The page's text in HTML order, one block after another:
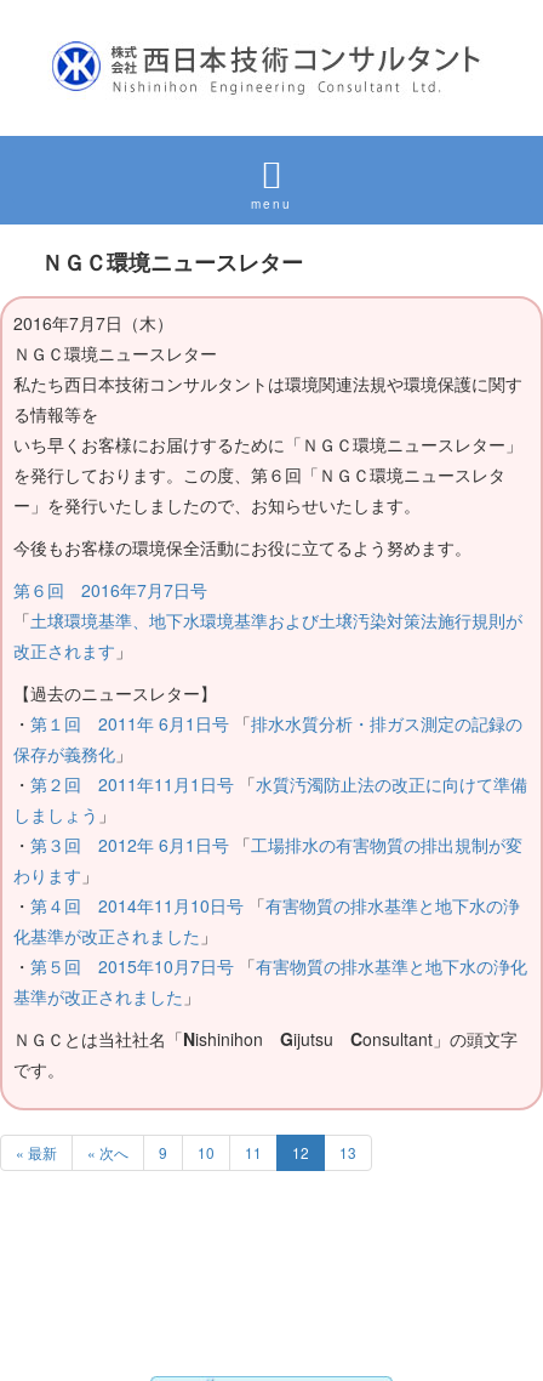
ＮＧＣ環境ニュースレター
2016年7月7日（木）
ＮＧＣ環境ニュースレター
私たち西日本技術コンサルタントは環境関連法規や環境保護に関す
る情報等を
いち早くお客様にお届けするために「ＮＧＣ環境ニュースレター」
を発行しております。この度、第６回「ＮＧＣ環境ニュースレタ
ー」を発行いたしましたので、お知らせいたします。
今後もお客様の環境保全活動にお役に立てるよう努めます。
第６回 2016年7月7日号
「土壌環境基準、地下水環境基準および土壌汚染対策法施行規則が
改正されます 」
【過去のニュースレター】
・ 第１回 2011年 6月1日号「排水水質分析・排ガス測定の記録の
保存が義務化」
・ 第２回 2011年11月1日号「水質汚濁防止法の改正に向けて準備
しましょう 」
・ 第３回 2012年 6月1日号「工場排水の有害物質の排出規制が変
わります 」
・ 第４回 2014年11月10日号「有害物質の排水基準と地下水の浄
化基準が改正されました 」
・ 第５回 2015年10月7日号「有害物質の排水基準と地下水の浄化
基準が改正されました 」
ＮＧＣとは当社社名「Nishinihon Gijutsu Consultant」の頭文字
です。
« 最新 « 次へ 9 10 11 12 13